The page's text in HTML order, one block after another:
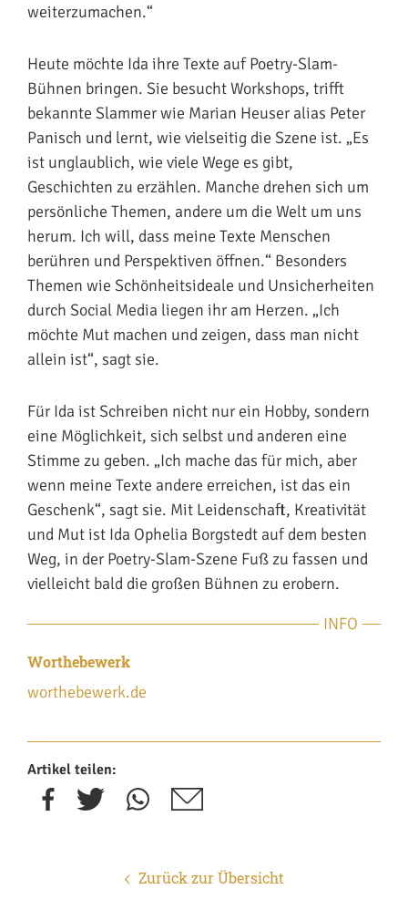
weiterzumachen.“
Heute möchte Ida ihre Texte auf Poetry-Slam-
Bühnen bringen. Sie besucht Workshops, trifft
bekannte Slammer wie Marian Heuser alias Peter
Panisch und lernt, wie vielseitig die Szene ist. „Es
ist unglaublich, wie viele Wege es gibt,
Geschichten zu erzählen. Manche drehen sich um
persönliche Themen, andere um die Welt um uns
herum. Ich will, dass meine Texte Menschen
berühren und Perspektiven öffnen.“ Besonders
Themen wie Schönheitsideale und Unsicherheiten
durch Social Media liegen ihr am Herzen. „Ich
möchte Mut machen und zeigen, dass man nicht
allein ist“, sagt sie.
Für Ida ist Schreiben nicht nur ein Hobby, sondern
eine Möglichkeit, sich selbst und anderen eine
Stimme zu geben. „Ich mache das für mich, aber
wenn meine Texte andere erreichen, ist das ein
Geschenk“, sagt sie. Mit Leidenschaft, Kreativität
und Mut ist Ida Ophelia Borgstedt auf dem besten
Weg, in der Poetry-Slam-Szene Fuß zu fassen und
vielleicht bald die großen Bühnen zu erobern.
INFO
Worthebewerk
worthebewerk.de
Artikel teilen:
Zurück zur Übersicht